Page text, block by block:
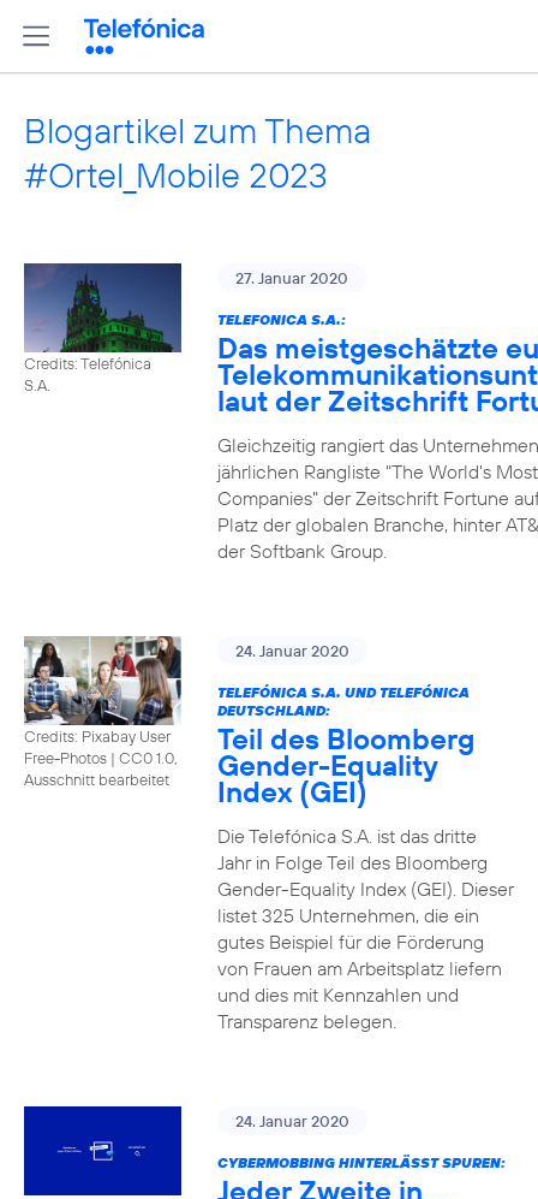
Blogartikel zum Thema
#Ortel_Mobile 2023
Credits: Telefónica
S.A.
27. Januar 2020
TELEFONICA S.A.:
Das meistgeschätzte
laut der Zeitschrift
Gleichzeitig rangiert das
jährlichen Rangliste "The World's
Companies" der Zeitschrift Fortune
Platz der globalen Branche, hinter
der Softbank Group.
Credits: Pixabay User
Free-Photos | CC0 1.0,
Ausschnitt bearbeitet
24. Januar 2020
TELEFÓNICA S.A. UND TELEFÓNICA
DEUTSCHLAND:
Teil des Bloomberg
Gender-Equality
Index (GEI)
Die Telefónica S.A. ist das dritte
Jahr in Folge Teil des Bloomberg
Gender-Equality Index (GEI). Dieser
listet 325 Unternehmen, die ein
gutes Beispiel für die Förderung
von Frauen am Arbeitsplatz liefern
und dies mit Kennzahlen und
Transparenz belegen.
24. Januar 2020
CYBERMOBBING HINTERLÄSST SPUREN:
Jeder Zweite in